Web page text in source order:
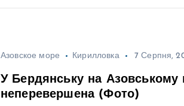
Азовское море Кирилловка 7 Серпня,
У Бердянську на
неперевершена (Фото)